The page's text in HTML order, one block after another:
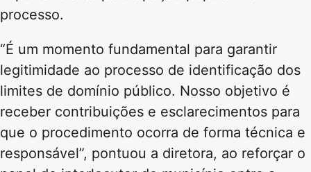
processo.
“É um momento fundamental para garantir
legitimidade ao processo de identificação dos
limites de domínio público. Nosso objetivo é
receber contribuições e esclarecimentos para
que o procedimento ocorra de forma técnica e
responsável”, pontuou a diretora, ao reforçar o